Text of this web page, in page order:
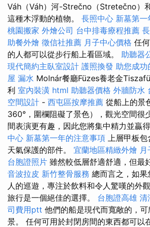
Váh（Váh）河-Strečno（Stretečno）
這種木浮動的植物。 長照中心 新墓第一
桃園搬家 外燴公司 台中排毒療程推薦
助餐外燴 徵信社推薦 月子中心價格 任
的人都可以從步行船上看區域。 助聽器
現代簡約主臥室設計 護照換發 助您成功
屋 漏水 Molnár餐廳Füzes養老金
利 室內裝潢 html 助聽器價格 外牆防水
空間設計 - 西屯區按摩推薦 從船上的景
360°，圍欄阻礙了景色），觀光空間很
間表演更有趣，因此您將集中精力並贏
中心 新墓第一年的注意事項 上層甲板
天氣保護的部件。 宜蘭地區精緻外燴 月
台胞證照片 雖然較低層舒適舒適，但最
音波拉皮 新竹整骨服務 總而言之，如
人的巡遊，專注於飲料和令人驚嘆的外
旅行是一個絕佳的選擇。 台胞證高雄 清
司費用ptt 他們的船是現代而寬敞的，
景。 任何可用於封閉房間的東西都可以